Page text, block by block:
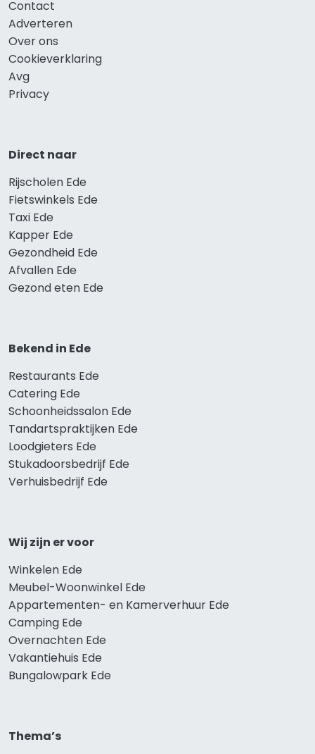
Contact
Adverteren
Over ons
Cookieverklaring
Avg
Privacy
Direct naar
Rijscholen Ede
Fietswinkels Ede
Taxi Ede
Kapper Ede
Gezondheid Ede
Afvallen Ede
Gezond eten Ede
Bekend in Ede
Restaurants Ede
Catering Ede
Schoonheidssalon Ede
Tandartspraktijken Ede
Loodgieters Ede
Stukadoorsbedrijf Ede
Verhuisbedrijf Ede
Wij zijn er voor
Winkelen Ede
Meubel-Woonwinkel Ede
Appartementen- en Kamerverhuur Ede
Camping Ede
Overnachten Ede
Vakantiehuis Ede
Bungalowpark Ede
Thema’s